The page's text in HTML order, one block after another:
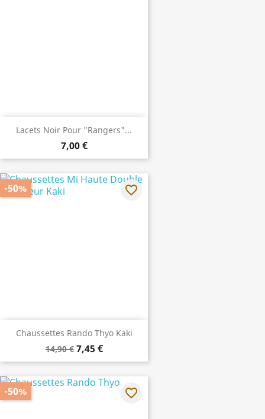
Lacets Noir Pour "Rangers"...
7,00 €
Chaussettes Rando Thyo Kaki
14,90 € 7,45 €
-50% favorite_border
-50% favorite_border